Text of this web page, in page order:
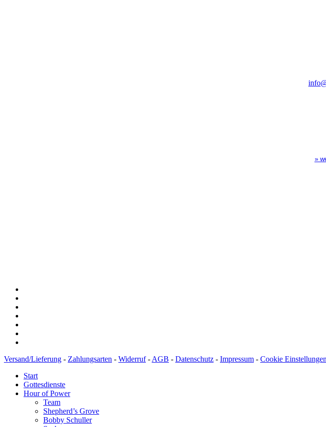
»
Versand/Lieferung - Zahlungsarten - Widerruf- AGB - Datenschutz - Impressum - Cookie Einstellungen
Start
Gottesdienste
Hour of Power
Team
Shepherd’s Grove
Bobby Schuller